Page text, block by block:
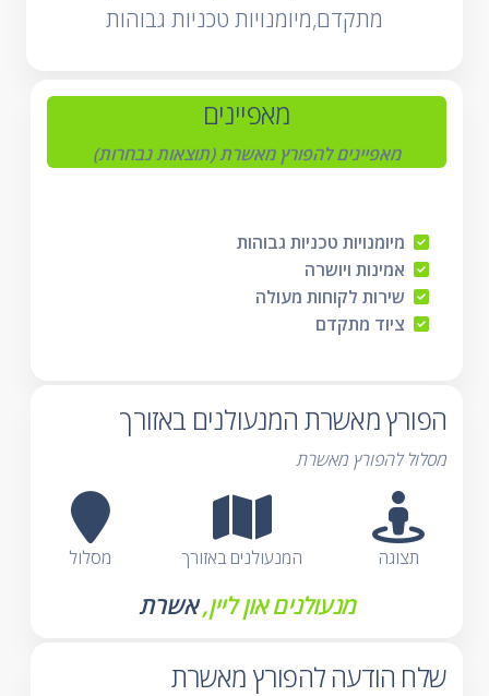
מתקדם,מיומנויות טכניות גבוהות
מאפיינים
מאפיינים להפורץ מאשרת (תוצאות נבחרות)
מיומנויות טכניות גבוהות
אמינות ויושרה
שירות לקוחות מעולה
ציוד מתקדם
הפורץ מאשרת המנעולנים באזורך
מסלול להפורץ מאשרת
תצוגה המנעולנים באזורך מסלול
מנעולנים און ליין,אשרת
שלח הודעה להפורץ מאשרת